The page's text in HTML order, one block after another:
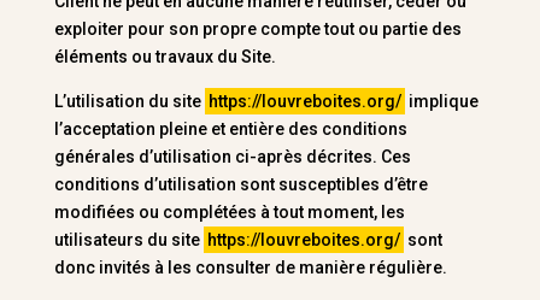
exploiter pour son propre compte tout ou partie des
éléments ou travaux du Site.
L’utilisation du site https://louvreboites.org/ implique
l’acceptation pleine et entière des conditions
générales d’utilisation ci-après décrites. Ces
conditions d’utilisation sont susceptibles d’être
modifiées ou complétées à tout moment, les
utilisateurs du site https://louvreboites.org/ sont
donc invités à les consulter de manière régulière.